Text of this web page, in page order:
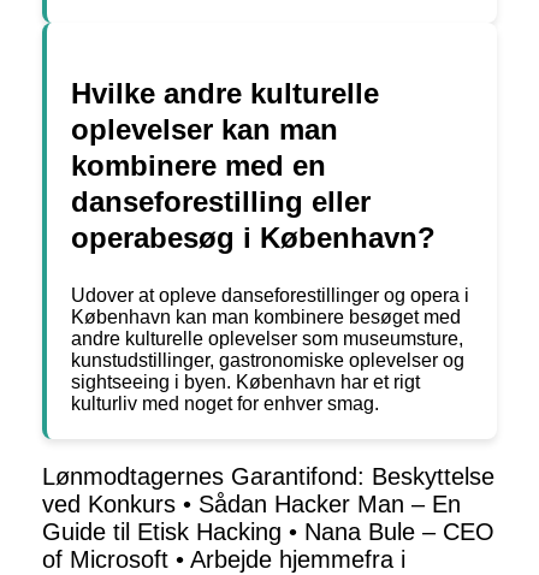
Hvilke andre kulturelle
oplevelser kan man
kombinere med en
danseforestilling eller
operabesøg i København?
Udover at opleve danseforestillinger og opera i
København kan man kombinere besøget med
andre kulturelle oplevelser som museumsture,
kunstudstillinger, gastronomiske oplevelser og
sightseeing i byen. København har et rigt
kulturliv med noget for enhver smag.
Lønmodtagernes Garantifond: Beskyttelse
ved Konkurs • Sådan Hacker Man – En
Guide til Etisk Hacking • Nana Bule – CEO
of Microsoft • Arbejde hjemmefra i